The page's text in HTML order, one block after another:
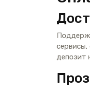
сервисы,
депозит